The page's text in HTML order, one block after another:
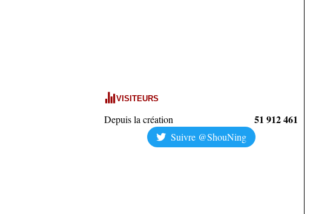
VISITEURS
Depuis la création 51 912 461
Suivre @ShouNing